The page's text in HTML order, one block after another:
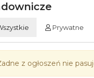
Prywatne
z ogłoszeń nie